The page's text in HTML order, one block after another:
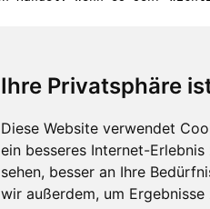
Ihre Privatsphäre
Diese Website verwendet
ein besseres Internet-
sehen, besser an Ihre
wir außerdem, um